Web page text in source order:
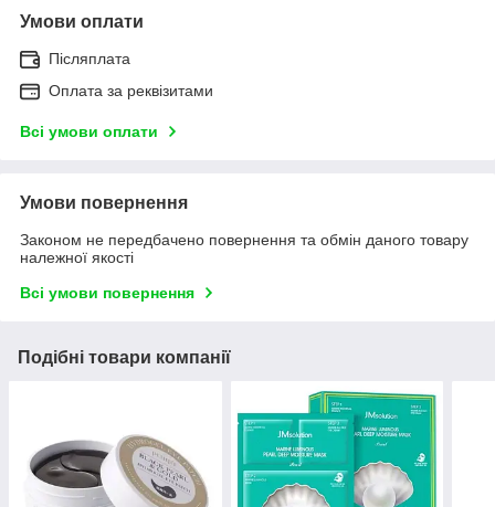
Умови оплати
Післяплата
Оплата за реквізитами
Всі умови оплати
Умови повернення
Законом не передбачено повернення та обмін даного товару
належної якості
Всі умови повернення
Подібні товари компанії